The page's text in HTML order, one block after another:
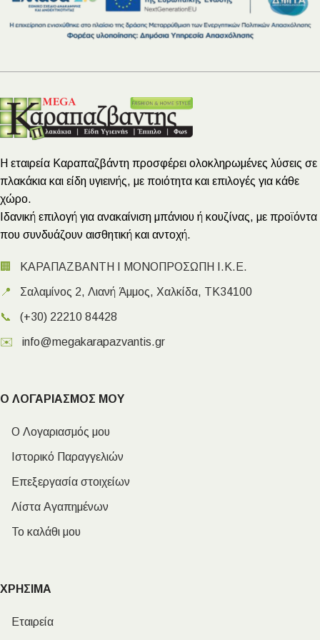
Η εταιρεία Καραπαζβάντη προσφέρει ολοκληρωμένες λύσεις σε
πλακάκια και είδη υγιεινής, με ποιότητα και επιλογές για κάθε
χώρο.
Ιδανική επιλογή για ανακαίνιση μπάνιου ή κουζίνας, με προϊόντα
που συνδυάζουν αισθητική και αντοχή.
🏢 ΚΑΡΑΠΑΖΒΑΝΤΗ Ι ΜΟΝΟΠΡΟΣΩΠΗ Ι.Κ.Ε.
📍 Σαλαμίνος 2, Λιανή Άμμος, Χαλκίδα, ΤΚ34100
📞 (+30) 22210 84428
✉️ info@megakarapazvantis.gr
Ο ΛΟΓΑΡΙΑΣΜΟΣ ΜΟΥ
Ο Λογαριασμός μου
Ιστορικό Παραγγελιών
Επεξεργασία στοιχείων
Λίστα Αγαπημένων
Το καλάθι μου
ΧΡΗΣΙΜΑ
Εταιρεία